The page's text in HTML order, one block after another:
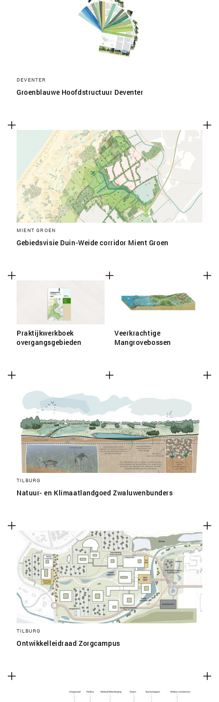
DEVENTER
Groenblauwe Hoofdstructuur Deventer
MIENT GROEN
Gebiedsvisie Duin-Weide corridor Mient Groen
Praktijkwerkboek
overgangsgebieden
Veerkrachtige
Mangrovebossen
TILBURG
Natuur- en Klimaatlandgoed Zwaluwenbunders
TILBURG
Ontwikkelleidraad Zorgcampus
SLA VOORKEUREN OP